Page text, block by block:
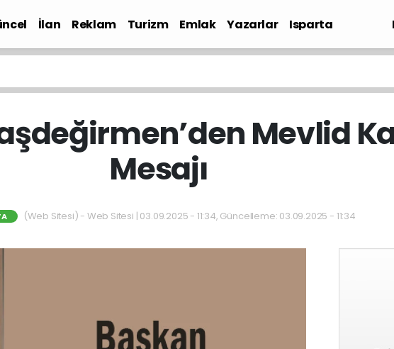
İlan Reklam Turizm Emlak Yazarlar
Isparta
Mevlid
Mesajı
(Web Sitesi) - Web Sitesi | 03.09.2025 - 11:34, Güncelleme: 03.09.2025 - 11:34